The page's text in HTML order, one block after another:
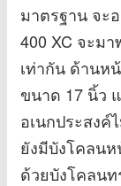
มาตรฐาน จะ
400 XC จะม
เท่ากัน ด้านห
ขนาด 17 นิ้ว
อเนกประสงค์
ยังมีบังโคลน
ด้วยบังโคลน